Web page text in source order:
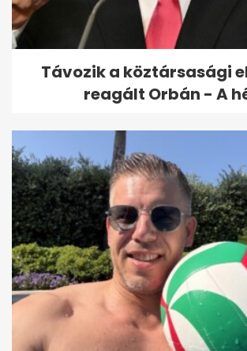
Távozik a köztársasági
reagált Orbán - A